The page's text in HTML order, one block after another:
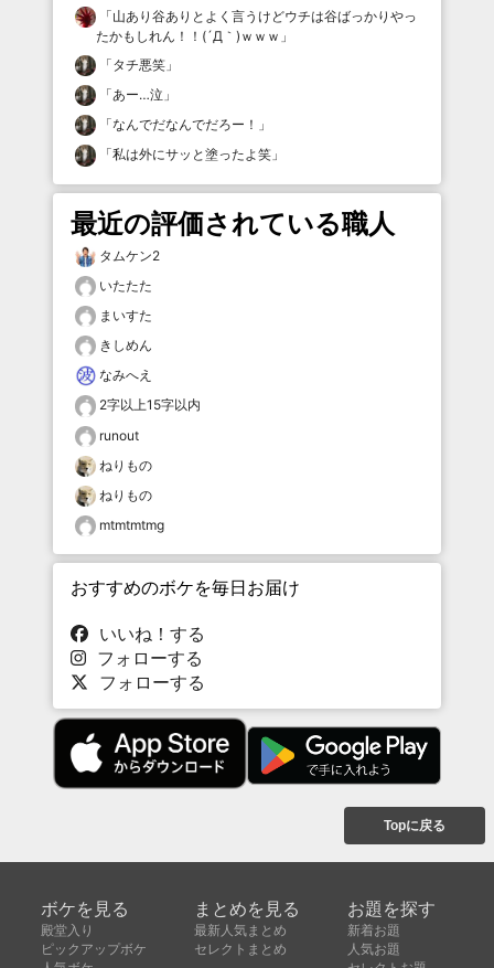
「山あり谷ありとよく言うけどウチは谷ばっかりやっ
たかもしれん！！(´Д｀)ｗｗｗ 」
「タチ悪笑 」
「あー…泣 」
「なんでだなんでだろー！ 」
「私は外にサッと塗ったよ笑 」
最近の評価されている職人
タムケン2
いたたた
まいすた
きしめん
なみへえ
2字以上15字以内
runout
ねりもの
ねりもの
mtmtmtmg
おすすめのボケを毎日お届け
いいね！する
フォローする
フォローする
Topに戻る
ボケを見る
殿堂入り
ピックアップボケ
まとめを見る
最新人気まとめ
セレクトまとめ
お題を探す
新着お題
人気お題